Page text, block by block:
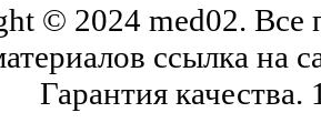
© 2024 med02. Все
ссылка на
Гарантия